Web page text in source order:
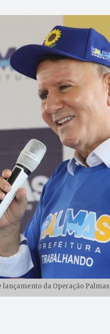
da Operação